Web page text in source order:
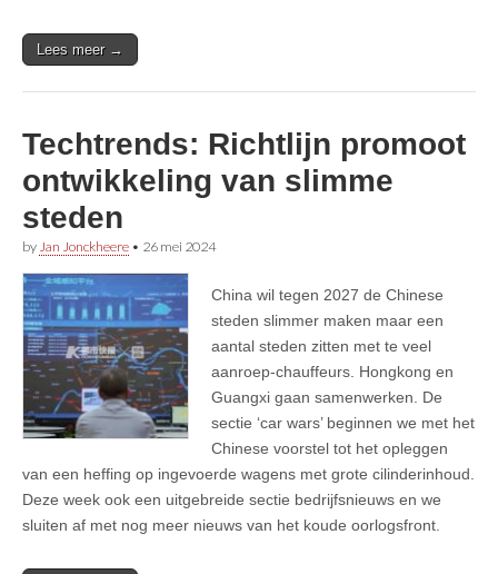
Lees meer →
Techtrends: Richtlijn promoot
ontwikkeling van slimme
steden
by Jan Jonckheere • 26 mei 2024
China wil tegen 2027 de Chinese
steden slimmer maken maar een
aantal steden zitten met te veel
aanroep-chauffeurs. Hongkong en
Guangxi gaan samenwerken. De
sectie ‘car wars’ beginnen we met het
Chinese voorstel tot het opleggen
van een heffing op ingevoerde wagens met grote cilinderinhoud.
Deze week ook een uitgebreide sectie bedrijfsnieuws en we
sluiten af met nog meer nieuws van het koude oorlogsfront.